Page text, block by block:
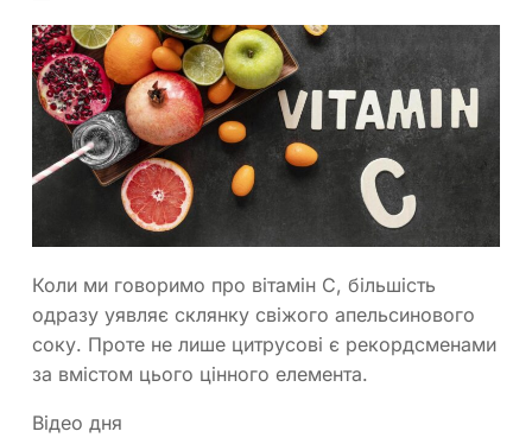
Коли ми говоримо про вітамін С, більшість
одразу уявляє склянку свіжого апельсинового
соку. Проте не лише цитрусові є рекордсменами
за вмістом цього цінного елемента.
Відео дня